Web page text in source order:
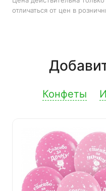
отличаться от цен в
Конфеты